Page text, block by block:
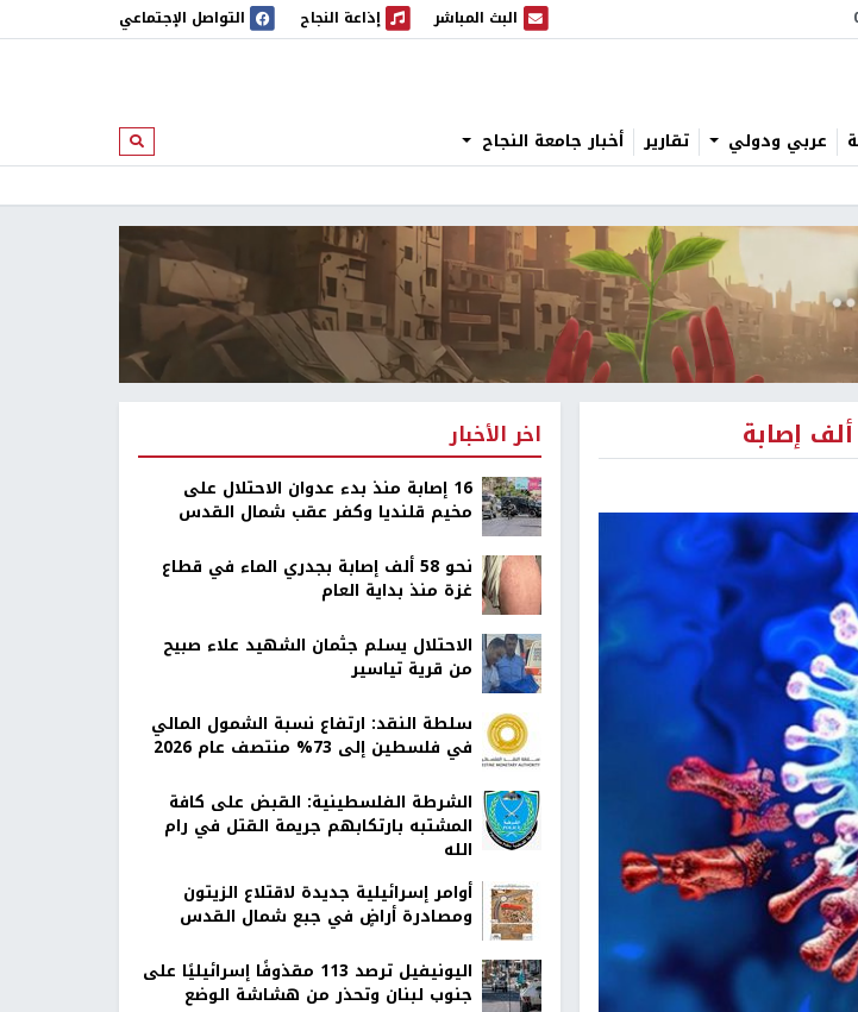
البث المباشر
البث المباشر إذاعة النجاح
إذاعة النجاح التواصل الإجتماعي
عربي ودولي تقارير أخبار جامعة النجاح ابحث
اخر الأخبار
16 إصابة منذ بدء عدوان الاحتلال على
مخيم قلنديا وكفر عقب شمال القدس
نحو 58 ألف إصابة بجدري الماء في قطاع
غزة منذ بداية العام
الاحتلال يسلم جثمان الشهيد علاء صبيح
من قرية تياسير
سلطة النقد: ارتفاع نسبة الشمول المالي
في فلسطين إلى 73% منتصف عام 2026
الشرطة الفلسطينية: القبض على كافة
المشتبه بارتكابهم جريمة القتل في رام
الله
أوامر إسرائيلية جديدة لاقتلاع الزيتون
ومصادرة أراضٍ في جبع شمال القدس
اليونيفيل ترصد 113 مقذوفًا إسرائيليًا على
جنوب لبنان وتحذر من هشاشة الوضع